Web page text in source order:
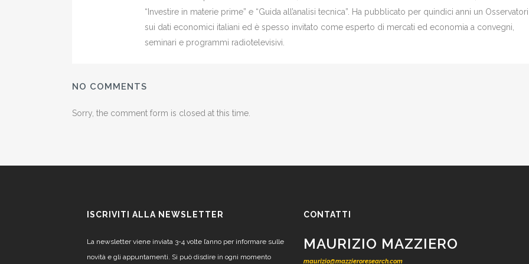
“Investire in materie prime” e “Guida all’analisi tecnica”. Ha pubblicato per quindici anni un
sui dati economici italiani ed è spesso invitato come esperto di mercati ed economia a convegni,
seminari e programmi radiotelevisivi.
NO COMMENTS
Sorry, the comment form is closed at this time.
ISCRIVITI ALLA NEWSLETTER
La newsletter viene inviata 3-4 volte l’anno per informare sulle
novità e gli appuntamenti. Si può disdire in ogni momento
CONTATTI
MAURIZIO MAZZIERO
maurizio@mazzieroresearch.com